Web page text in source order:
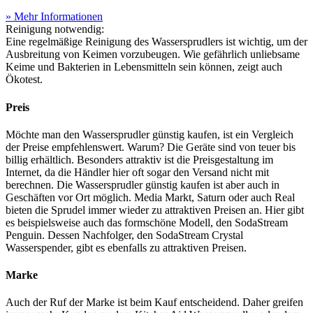
» Mehr Informationen
Reinigung notwendig:
Eine regelmäßige Reinigung des Wassersprudlers ist wichtig, um der
Ausbreitung von Keimen vorzubeugen. Wie gefährlich unliebsame
Keime und Bakterien in Lebensmitteln sein können, zeigt auch
Ökotest.
Preis
Möchte man den Wassersprudler günstig kaufen, ist ein Vergleich
der Preise empfehlenswert. Warum? Die Geräte sind von teuer bis
billig erhältlich. Besonders attraktiv ist die Preisgestaltung im
Internet, da die Händler hier oft sogar den Versand nicht mit
berechnen. Die Wassersprudler günstig kaufen ist aber auch in
Geschäften vor Ort möglich. Media Markt, Saturn oder auch Real
bieten die Sprudel immer wieder zu attraktiven Preisen an. Hier gibt
es beispielsweise auch das formschöne Modell, den SodaStream
Penguin. Dessen Nachfolger, den SodaStream Crystal
Wasserspender, gibt es ebenfalls zu attraktiven Preisen.
Marke
Auch der Ruf der Marke ist beim Kauf entscheidend. Daher greifen